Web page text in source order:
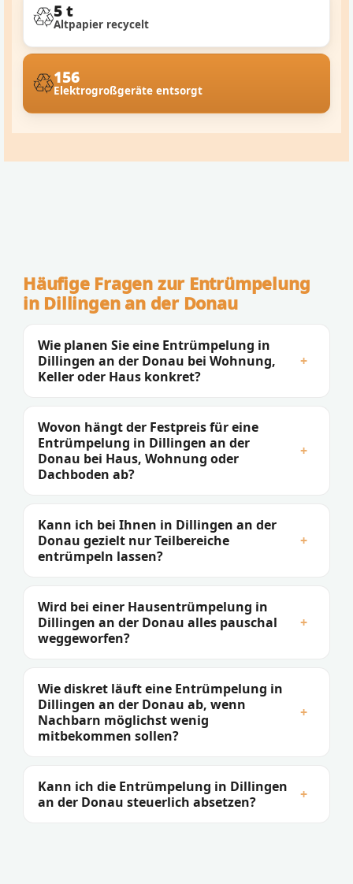
5 t
Altpapier recycelt
156
Elektrogroßgeräte entsorgt
Häufige Fragen zur Entrümpelung
in Dillingen an der Donau
Wie planen Sie eine Entrümpelung in
Dillingen an der Donau bei Wohnung,
Keller oder Haus konkret?
+
Wovon hängt der Festpreis für eine
Entrümpelung in Dillingen an der
Donau bei Haus, Wohnung oder
Dachboden ab?
+
Kann ich bei Ihnen in Dillingen an der
Donau gezielt nur Teilbereiche
entrümpeln lassen?
+
Wird bei einer Hausentrümpelung in
Dillingen an der Donau alles pauschal
weggeworfen?
+
Wie diskret läuft eine Entrümpelung in
Dillingen an der Donau ab, wenn
Nachbarn möglichst wenig
mitbekommen sollen?
+
Kann ich die Entrümpelung in Dillingen
an der Donau steuerlich absetzen?
+